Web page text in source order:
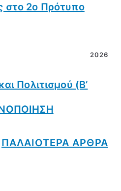
στο 2ο Πρότυπο
2026
Πολιτισμού (Β’
ΠΑΛΑΙΟΤΕΡΑ ΑΡΘΡΑ